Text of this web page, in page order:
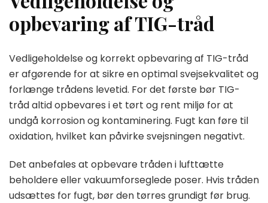
opbevaring af TIG-tråd
Vedligeholdelse og korrekt opbevaring af TIG-tråd
er afgørende for at sikre en optimal svejsekvalitet og
forlænge trådens levetid. For det første bør TIG-
tråd altid opbevares i et tørt og rent miljø for at
undgå korrosion og kontaminering. Fugt kan føre til
oxidation, hvilket kan påvirke svejsningen negativt.
Det anbefales at opbevare tråden i lufttætte
beholdere eller vakuumforseglede poser. Hvis tråden
udsættes for fugt, bør den tørres grundigt før brug.